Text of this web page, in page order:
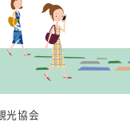
光協会